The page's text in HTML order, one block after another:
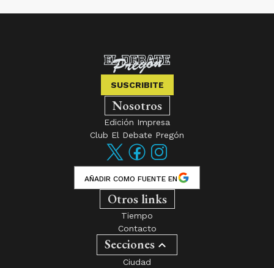
SUSCRIBITE
Nosotros
Edición Impresa
Club El Debate Pregón
AÑADIR COMO FUENTE EN
Otros links
Tiempo
Contacto
Secciones
Ciudad